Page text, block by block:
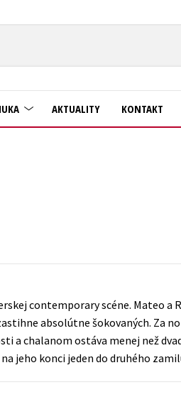
Učebnice
Výchova a
Young adult
AKTUALITY KONTAKT
contemporary scéne. Mateo
absolútne šokovaných. Za
a chalanom ostáva menej než
jeho konci jeden do druhého